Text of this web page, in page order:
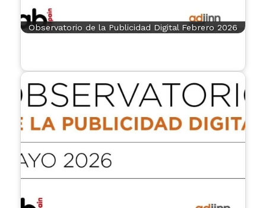
Observatorio de la Publicidad Digital Febrero 2026